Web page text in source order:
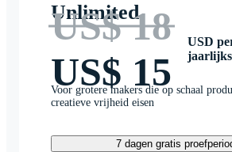
Unlimited
US$ 18
US$ 15
USD
Voor grotere makers die op schaal
creatieve vrijheid eisen
7 dagen gratis